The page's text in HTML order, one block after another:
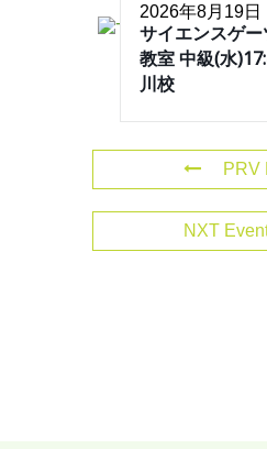
2026年8月19日
サイエンスゲ
教室 中級(水
川校
PRV
NXT